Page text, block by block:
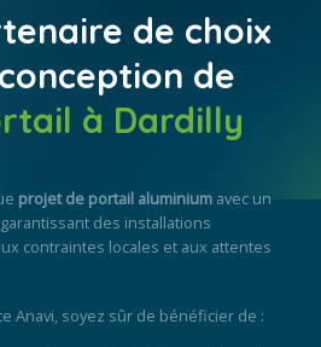
de choix
de
à Dardilly
projet de portail aluminium avec un
des installations
contraintes locales et aux attentes
Anavi, soyez sûr de bénéficier de :